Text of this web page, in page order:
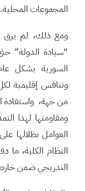
المجموعات المحلية.
ومع ذلك، لم يرق
“سيادة الدولة”
السورية بشكل
وتنافس إقليمية
من جهة، واستفادة
ومقاومتها لهذا
العوامل بظلالها
النظام الكلية، ما
التدريجي ضمن